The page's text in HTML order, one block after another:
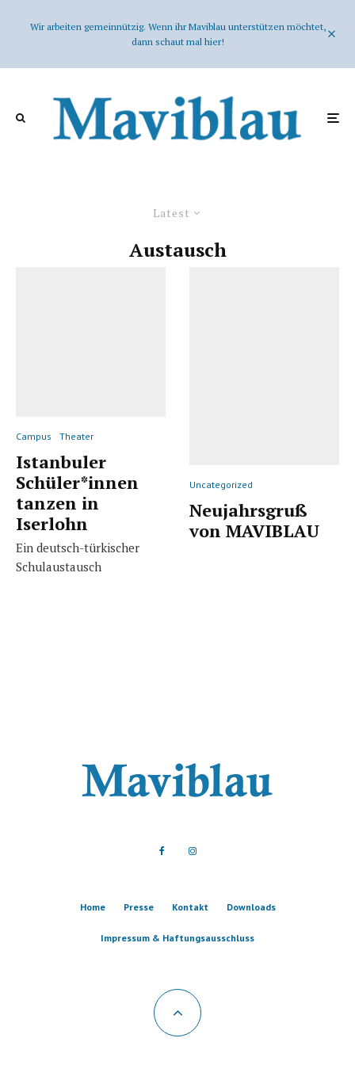
Wir arbeiten gemeinnützig. Wenn ihr Maviblau unterstützen möchtet,
dann schaut mal hier!
Latest
Austausch
Campus Theater
Istanbuler
Schüler*innen
tanzen in
Iserlohn
Ein deutsch-türkischer
Schulaustausch
Uncategorized
Neujahrsgruß
von MAVIBLAU
Home Presse Kontakt Downloads
Impressum & Haftungsausschluss